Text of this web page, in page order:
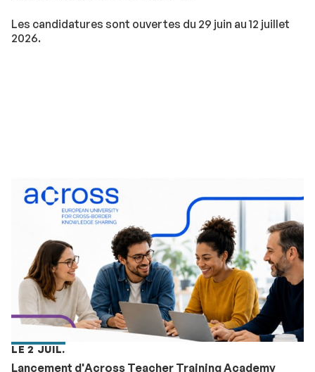
Les candidatures sont ouvertes du 29 juin au 12 juillet
2026.
LE 2 JUIL.
Lancement d'Across Teacher Training Academy